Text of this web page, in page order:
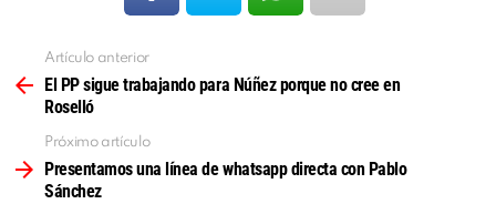
más
Artículo anterior
El PP sigue trabajando para Núñez porque no cree en
Roselló
Próximo artículo
Presentamos una línea de whatsapp directa con Pablo
Sánchez